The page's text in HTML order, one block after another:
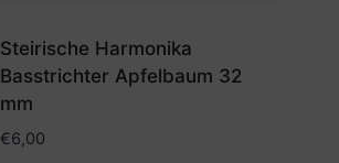
Steirische Harmonika
Basstrichter Apfelbaum 32
mm
€6,00